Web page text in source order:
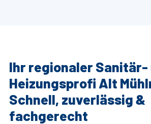
Ihr regionaler Sanitär-
Heizungsprofi Alt
Schnell, zuverlässig &
fachgerecht